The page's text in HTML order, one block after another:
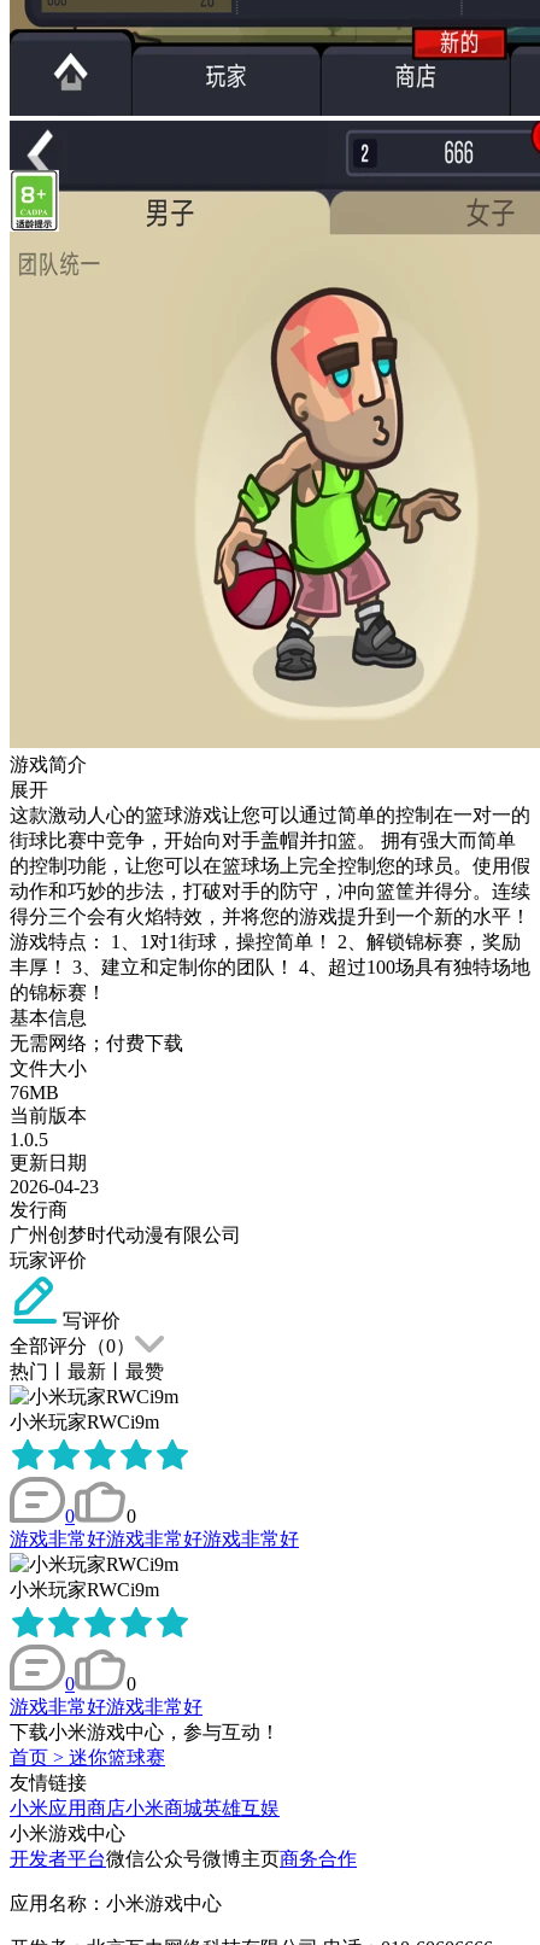
游戏简介
展开
这款激动人心的篮球游戏让您可以通过简单的控制在一对一的
街球比赛中竞争，开始向对手盖帽并扣篮。 拥有强大而简单
的控制功能，让您可以在篮球场上完全控制您的球员。使用假
动作和巧妙的步法，打破对手的防守，冲向篮筐并得分。连续
得分三个会有火焰特效，并将您的游戏提升到一个新的水平！
游戏特点： 1、1对1街球，操控简单！ 2、解锁锦标赛，奖励
丰厚！ 3、建立和定制你的团队！ 4、超过100场具有独特场地
的锦标赛！
基本信息
无需网络；付费下载
文件大小
76MB
当前版本
1.0.5
更新日期
2026-04-23
发行商
广州创梦时代动漫有限公司
玩家评价
写评价
全部评分（0）
热门
最新 最赞
小米玩家RWCi9m
0
0
游戏非常好游戏非常好游戏非常好
小米玩家RWCi9m
0
0
游戏非常好游戏非常好
下载小米游戏中心，参与互动！
首页 > 迷你篮球赛
友情链接
小米应用商店小米商城英雄互娱
小米游戏中心
开发者平台微信公众号微博主页商务合作
应用名称：小米游戏中心